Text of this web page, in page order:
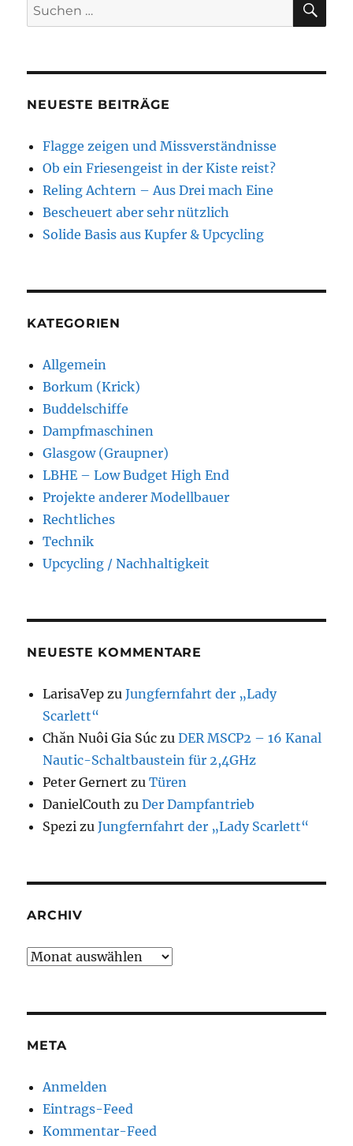
Suchen
nach:
NEUESTE BEITRÄGE
Flagge zeigen und Missverständnisse
Ob ein Friesengeist in der Kiste reist?
Reling Achtern – Aus Drei mach Eine
Bescheuert aber sehr nützlich
Solide Basis aus Kupfer & Upcycling
KATEGORIEN
Allgemein
Borkum (Krick)
Buddelschiffe
Dampfmaschinen
Glasgow (Graupner)
LBHE – Low Budget High End
Projekte anderer Modellbauer
Rechtliches
Technik
Upcycling / Nachhaltigkeit
NEUESTE KOMMENTARE
LarisaVep zuJungfernfahrt der „Lady
Scarlett“
Chăn Nuôi Gia Súc zuDER MSCP2 – 16 Kanal
Nautic-Schaltbaustein für 2,4GHz
Peter Gernert zuTüren
DanielCouth zuDer Dampfantrieb
Spezi zuJungfernfahrt der „Lady Scarlett“
ARCHIV
Archiv
META
Anmelden
Eintrags-Feed
Kommentar-Feed